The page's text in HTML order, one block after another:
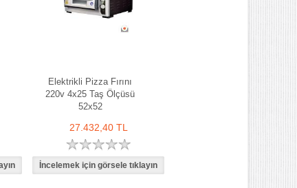
Elektrikli Pizza Fırını
220v 4x25 Taş Ölçüsü
52x52
27.432,40 TL